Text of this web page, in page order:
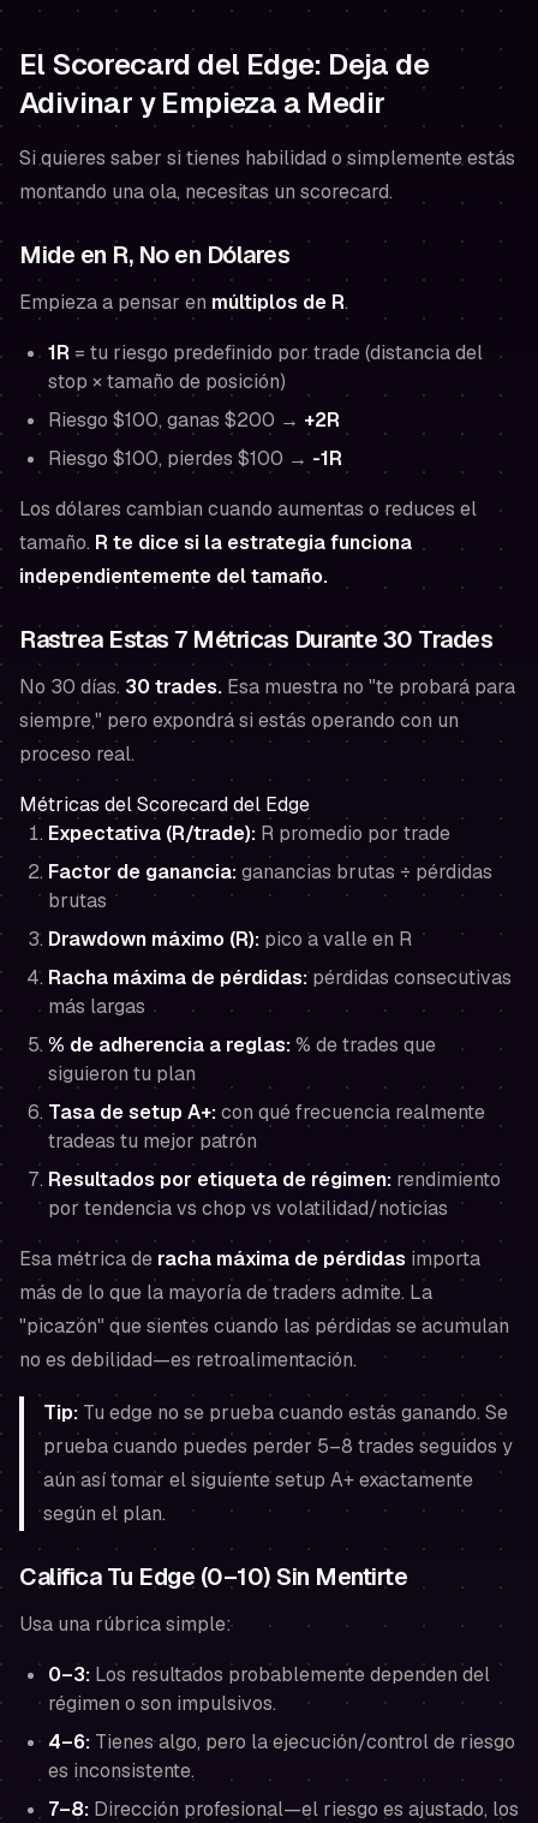
El Scorecard del Edge: Deja de
Adivinar y Empieza a Medir
Si quieres saber si tienes habilidad o simplemente estás
montando una ola, necesitas un scorecard.
Mide en R, No en Dólares
Empieza a pensar en múltiplos de R.
1R = tu riesgo predefinido por trade (distancia del
stop × tamaño de posición)
Riesgo $100, ganas $200 → +2R
Riesgo $100, pierdes $100 → -1R
Los dólares cambian cuando aumentas o reduces el
tamaño. R te dice si la estrategia funciona
independientemente del tamaño.
Rastrea Estas 7 Métricas Durante 30 Trades
No 30 días. 30 trades. Esa muestra no "te probará para
siempre," pero expondrá si estás operando con un
proceso real.
Métricas del Scorecard del Edge
Expectativa (R/trade): R promedio por trade
Factor de ganancia:ganancias brutas ÷ pérdidas
brutas
Drawdown máximo (R): pico a valle en R
Racha máxima de pérdidas:pérdidas consecutivas
más largas
% de adherencia a reglas:% de trades que
siguieron tu plan
Tasa de setup A+:con qué frecuencia realmente
tradeas tu mejor patrón
Resultados por etiqueta de régimen: rendimiento
por tendencia vs chop vs volatilidad/noticias
Esa métrica de racha máxima de pérdidas importa
más de lo que la mayoría de traders admite. La
"picazón" que sientes cuando las pérdidas se acumulan
no es debilidad—es retroalimentación.
Tip: Tu edge no se prueba cuando estás ganando. Se
prueba cuando puedes perder 5–8 trades seguidos y
aún así tomar el siguiente setup A+ exactamente
según el plan.
Califica Tu Edge (0–10) Sin Mentirte
Usa una rúbrica simple:
0–3: Los resultados probablemente dependen del
régimen o son impulsivos.
4–6: Tienes algo, pero la ejecución/control de riesgo
es inconsistente.
7–8: Dirección profesional—el riesgo es ajustado, los